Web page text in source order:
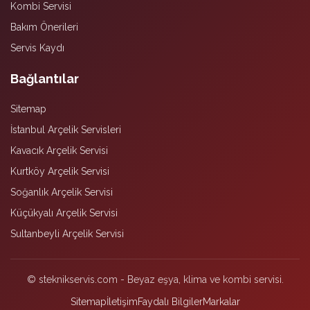
Kombi Servisi
Bakım Önerileri
Servis Kaydı
Bağlantılar
Sitemap
İstanbul Arçelik Servisleri
Kavacık Arçelik Servisi
Kurtköy Arçelik Servisi
Soğanlık Arçelik Servisi
Küçükyalı Arçelik Servisi
Sultanbeyli Arçelik Servisi
© steknikservis.com - Beyaz eşya, klima ve kombi servisi.
SitemapİletişimFaydalı BilgilerMarkalar